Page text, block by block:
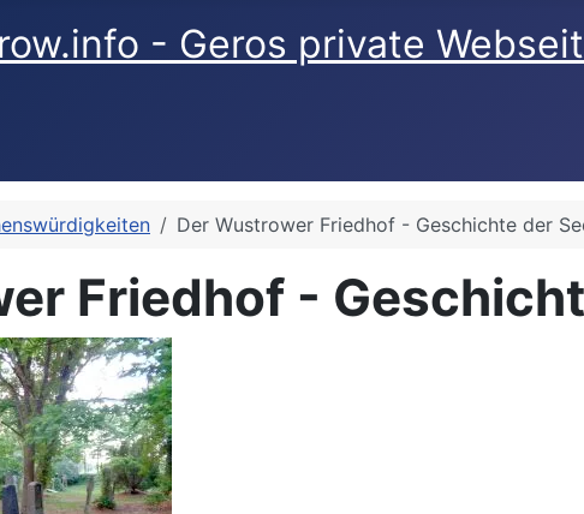
- Geros private
Der Wustrower Friedhof - Geschichte der
Friedhof -